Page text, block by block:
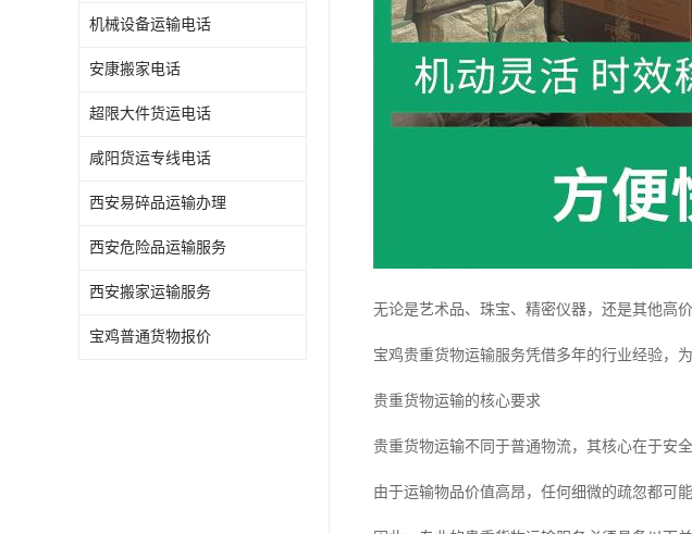
机械设备运输电话
安康搬家电话
超限大件货运电话
咸阳货运专线电话
西安易碎品运输办理
西安危险品运输服务
西安搬家运输服务
宝鸡普通货物报价
无论是艺术品、珠宝、精密仪器，还是其他高
宝鸡贵重货物运输服务凭借多年的行业经验，
贵重货物运输的核心要求
贵重货物运输不同于普通物流，其核心在于安全
由于运输物品价值高昂，任何细微的疏忽都可